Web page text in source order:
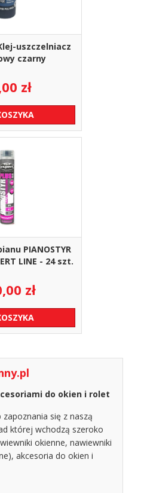
uszczelniacz
czarny
zł
PIANOSTYR
LINE - 24 szt.
zł
do okien i rolet
się z naszą
której wchodzą szeroko
okienne, nawiewniki
akcesoria do okien i